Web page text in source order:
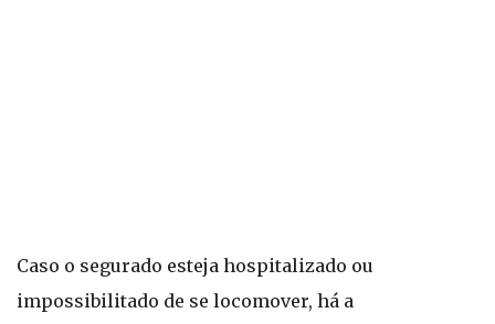
Caso o segurado esteja hospitalizado ou
impossibilitado de se locomover, há a